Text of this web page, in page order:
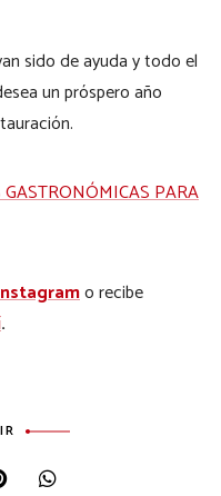
sido de ayuda y todo el
un próspero año
PARA
o recibe
.